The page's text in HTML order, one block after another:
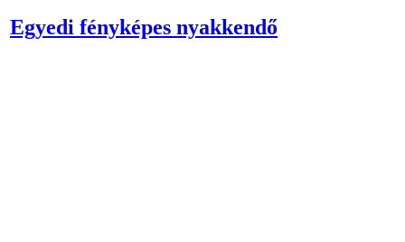
Egyedi fényképes nyakkendő